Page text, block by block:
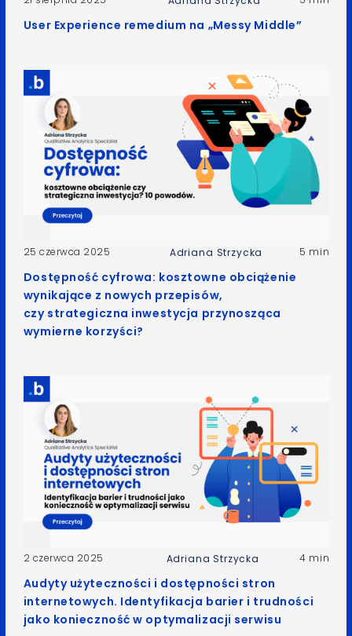
User Experience remedium na „Messy Middle”
25 czerwca 2025 Adriana Strzycka 5 min
Dostępność cyfrowa: kosztowne obciążenie
wynikające z nowych przepisów,
czy strategiczna inwestycja przynosząca
wymierne korzyści?
2 czerwca 2025 Adriana Strzycka 4 min
Audyty użyteczności i dostępności stron
internetowych. Identyfikacja barier i trudności
jako konieczność w optymalizacji serwisu